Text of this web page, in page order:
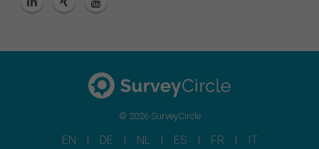
© 2026 SurveyCircle
EN DE NL ES FR IT